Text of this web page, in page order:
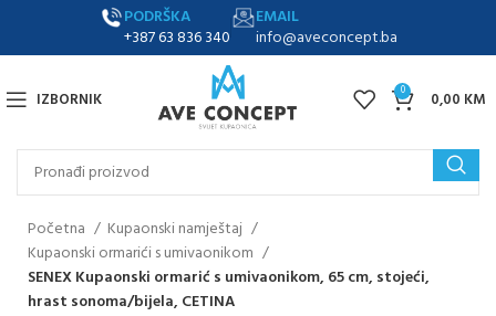
PODRŠKA
+387 63 836 340
EMAIL
info@aveconcept.ba
IZBORNIK 0 0,00 KM
Početna
Kupaonski namještaj
Kupaonski ormarići s umivaonikom
SENEX Kupaonski ormarić s umivaonikom, 65 cm, stojeći,
hrast sonoma/bijela, CETINA